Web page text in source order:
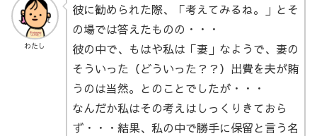
わたし
彼に勧められた際、「考えてみるね。」とそ
の場では答えたものの・・・
彼の中で、もはや私は「妻」なようで、妻の
そういった（どういった？？）出費を夫が賄
うのは当然。とのことでしたが・・・
なんだか私はその考えはしっくりきておら
ず・・・結果、私の中で勝手に保留と言う名